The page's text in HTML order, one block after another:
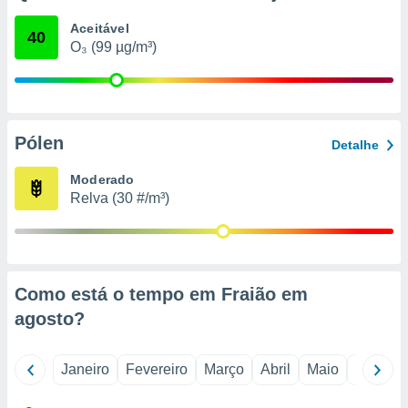
qual se
tal,
na
de
ou aceder
40 Aceitável
O₃ (99 µg/m³)
Pólen Detalhe
Moderado
Relva (30 #/m³)
Como está o tempo em Fraião em
agosto?
Janeiro Fevereiro Março Abril Maio Junho